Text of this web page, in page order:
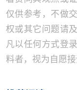
仅供参考，不做
权或其它问题请
凡以任何方式登
料者，视为自愿